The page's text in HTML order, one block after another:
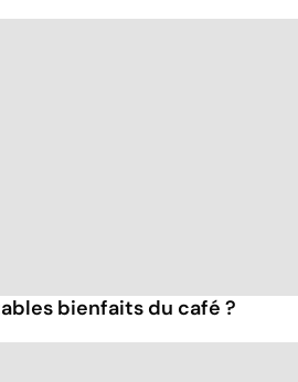
bienfaits du café ?